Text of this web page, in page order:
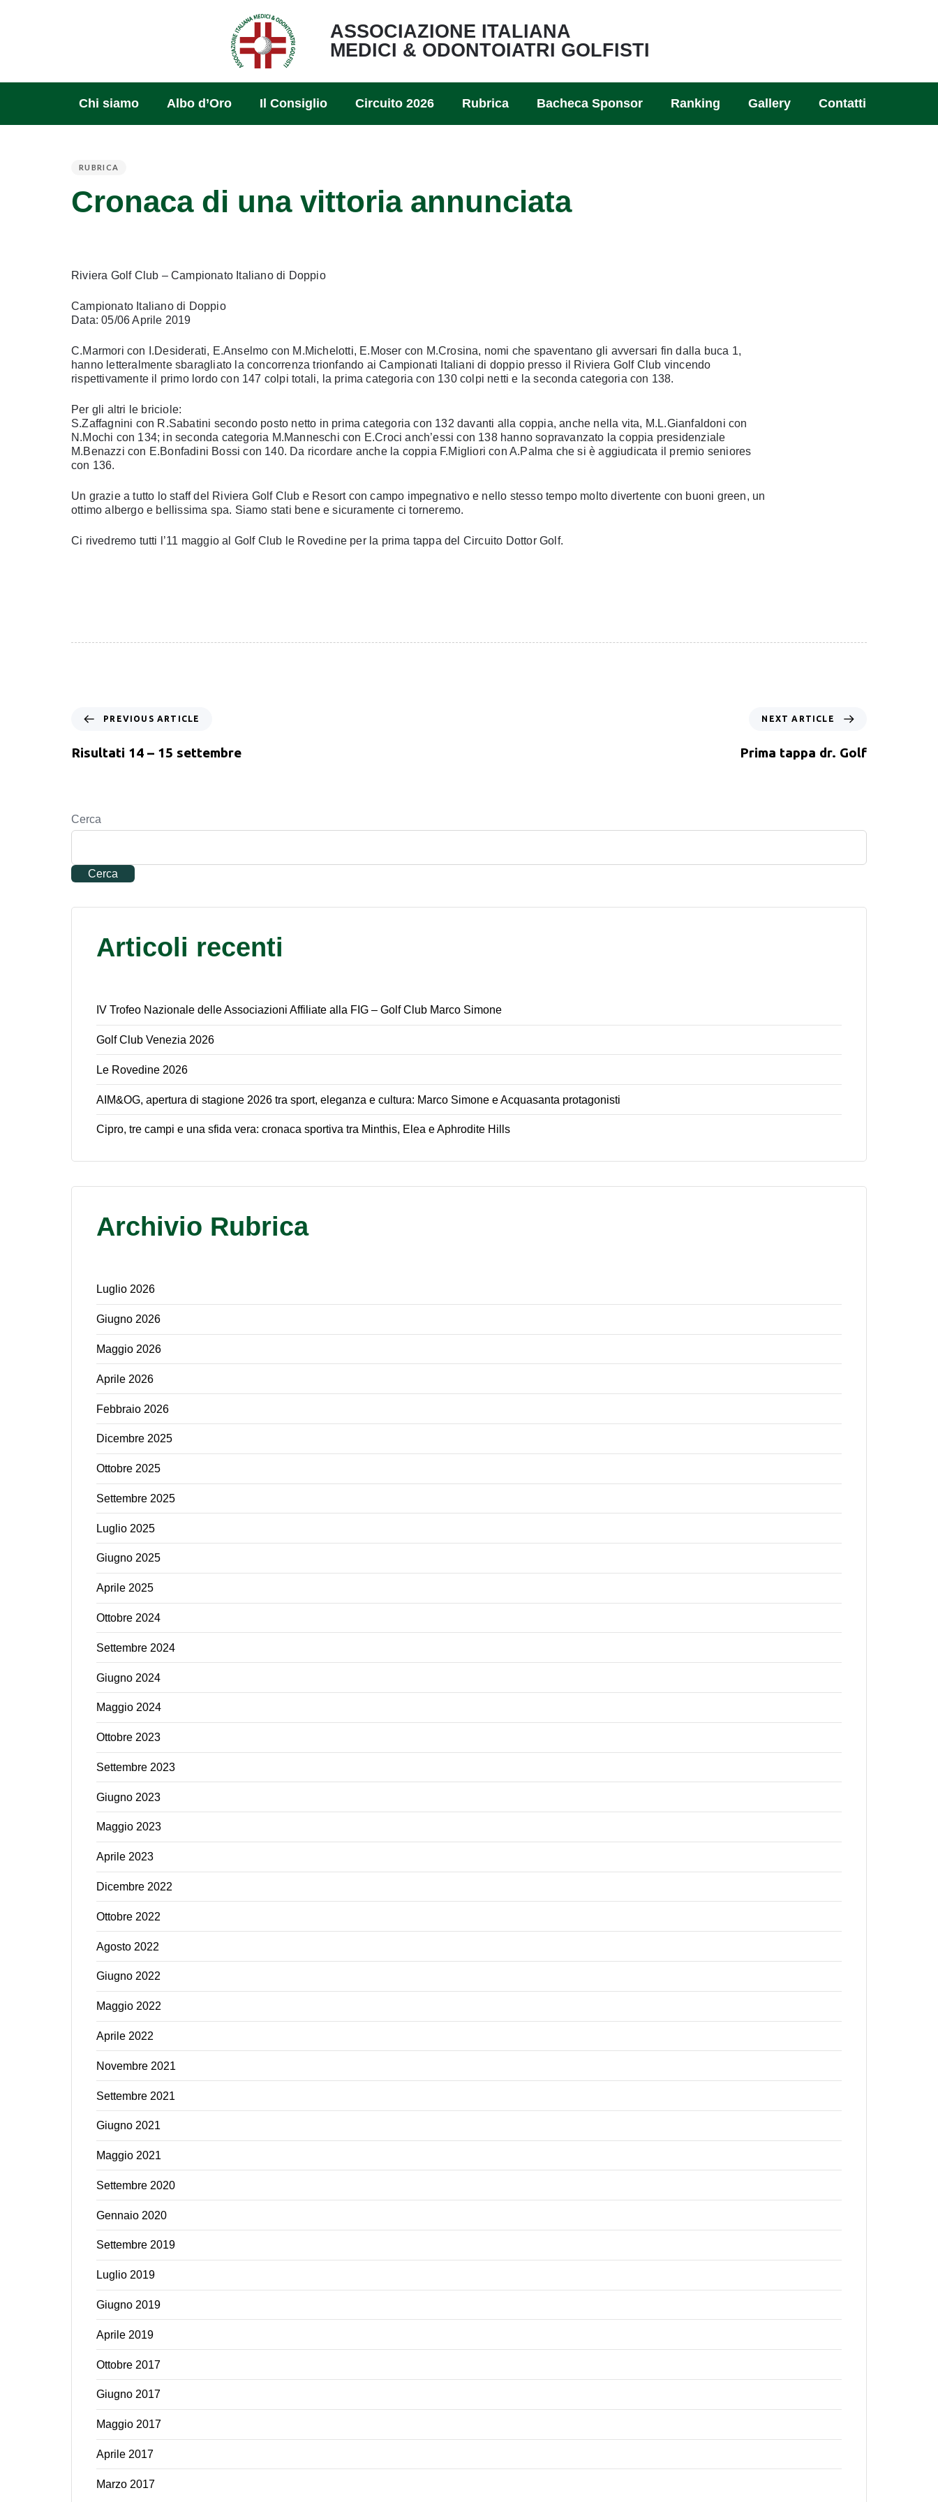
ASSOCIAZIONE ITALIANA
MEDICI & ODONTOIATRI GOLFISTI
Chi siamo Albo d’Oro Il Consiglio Circuito 2026 Rubrica Bacheca Sponsor Ranking Gallery Contatti
PUBLISHED
IN:
RUBRICA
Cronaca di una vittoria annunciata
Riviera Golf Club – Campionato Italiano di Doppio
Campionato Italiano di Doppio
Data: 05/06 Aprile 2019
C.Marmori con I.Desiderati, E.Anselmo con M.Michelotti, E.Moser con M.Crosina, nomi che spaventano gli avversari fin dalla buca 1,
hanno letteralmente sbaragliato la concorrenza trionfando ai Campionati Italiani di doppio presso il Riviera Golf Club vincendo
rispettivamente il primo lordo con 147 colpi totali, la prima categoria con 130 colpi netti e la seconda categoria con 138.
Per gli altri le briciole:
S.Zaffagnini con R.Sabatini secondo posto netto in prima categoria con 132 davanti alla coppia, anche nella vita, M.L.Gianfaldoni con
N.Mochi con 134; in seconda categoria M.Manneschi con E.Croci anch’essi con 138 hanno sopravanzato la coppia presidenziale
M.Benazzi con E.Bonfadini Bossi con 140. Da ricordare anche la coppia F.Migliori con A.Palma che si è aggiudicata il premio seniores
con 136.
Un grazie a tutto lo staff del Riviera Golf Club e Resort con campo impegnativo e nello stesso tempo molto divertente con buoni green, un
ottimo albergo e bellissima spa. Siamo stati bene e sicuramente ci torneremo.
Ci rivedremo tutti l’11 maggio al Golf Club le Rovedine per la prima tappa del Circuito Dottor Golf.
PREVIOUS ARTICLE
Risultati 14 – 15 settembre
NEXT ARTICLE
Prima tappa dr. Golf
Cerca
Cerca
Articoli recenti
IV Trofeo Nazionale delle Associazioni Affiliate alla FIG – Golf Club Marco Simone
Golf Club Venezia 2026
Le Rovedine 2026
AIM&OG, apertura di stagione 2026 tra sport, eleganza e cultura: Marco Simone e Acquasanta protagonisti
Cipro, tre campi e una sfida vera: cronaca sportiva tra Minthis, Elea e Aphrodite Hills
Archivio Rubrica
Luglio 2026
Giugno 2026
Maggio 2026
Aprile 2026
Febbraio 2026
Dicembre 2025
Ottobre 2025
Settembre 2025
Luglio 2025
Giugno 2025
Aprile 2025
Ottobre 2024
Settembre 2024
Giugno 2024
Maggio 2024
Ottobre 2023
Settembre 2023
Giugno 2023
Maggio 2023
Aprile 2023
Dicembre 2022
Ottobre 2022
Agosto 2022
Giugno 2022
Maggio 2022
Aprile 2022
Novembre 2021
Settembre 2021
Giugno 2021
Maggio 2021
Settembre 2020
Gennaio 2020
Settembre 2019
Luglio 2019
Giugno 2019
Aprile 2019
Ottobre 2017
Giugno 2017
Maggio 2017
Aprile 2017
Marzo 2017